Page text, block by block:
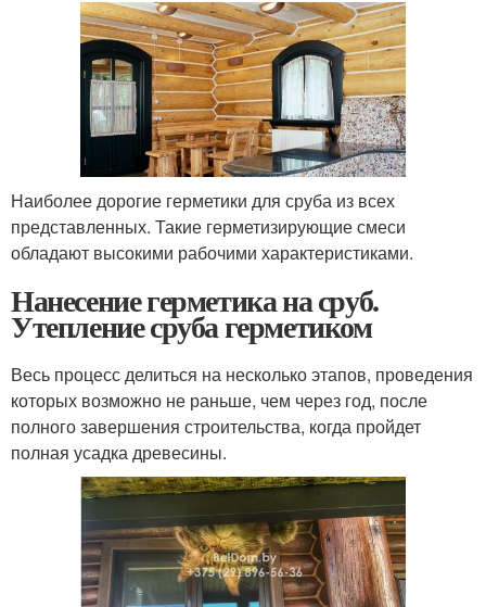
Наиболее дорогие герметики для сруба из всех
представленных. Такие герметизирующие смеси
обладают высокими рабочими характеристиками.
Нанесение герметика на сруб.
Утепление сруба герметиком
Весь процесс делиться на несколько этапов, проведения
которых возможно не раньше, чем через год, после
полного завершения строительства, когда пройдет
полная усадка древесины.